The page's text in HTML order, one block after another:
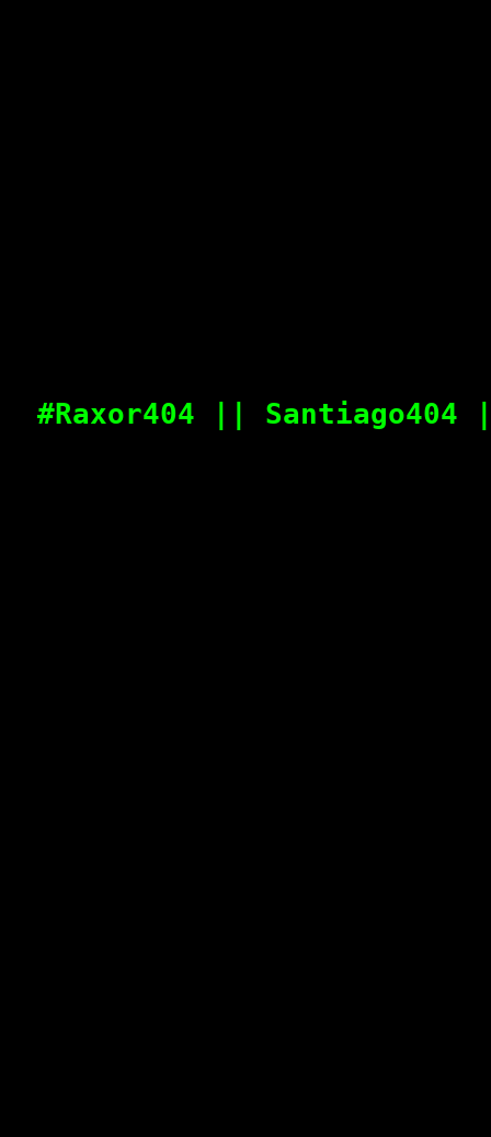
#Raxor404 || Santiago404